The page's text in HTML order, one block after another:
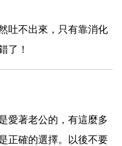
吐不出來，只有靠消化
了！
愛著老公的，有這麼多
正確的選擇。以後不要